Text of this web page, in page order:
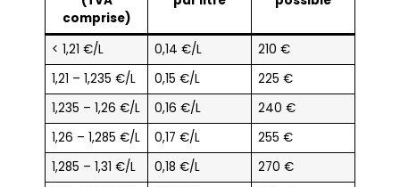
comprise)
< 1,21 €/L 0,14 €/L
210 €
1,21 – 1,235 €/L
0,15 €/L
225 €
1,235 – 1,26 €/L
0,16 €/L
240 €
1,26 – 1,285 €/L
0,17 €/L
255 €
1,285 – 1,31 €/L
0,18 €/L
270 €